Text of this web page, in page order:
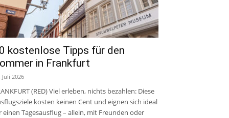
kostenlose Tipps für den
in Frankfurt
Juli 2026
(RED) Viel erleben, nichts bezahlen: Diese
kosten keinen Cent und eignen sich ideal
einen Tagesausflug – allein, mit Freunden oder